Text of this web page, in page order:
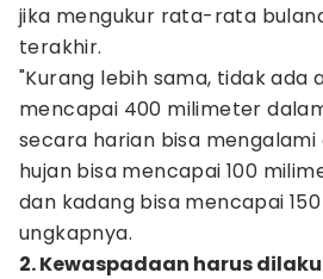
jika mengukur rata-rata
terakhir.
"Kurang lebih sama, tidak ada
mencapai 400 milimeter
secara harian bisa
hujan bisa mencapai 100
dan kadang bisa mencapai
ungkapnya.
2. Kewaspadaan harus